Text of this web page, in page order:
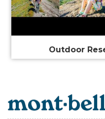
Outdoor